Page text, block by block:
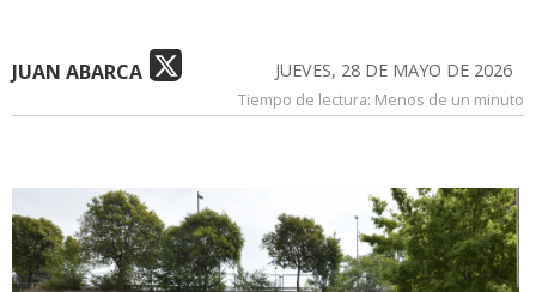
JUAN ABARCA JUEVES, 28 DE MAYO DE 2026
Tiempo de lectura: Menos de un minuto